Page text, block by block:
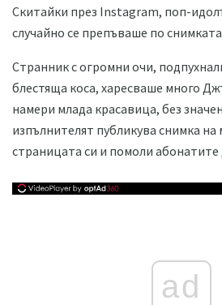
Скитайки през Instagram, поп-
случайно се препъваше по
Странник с огромни очи,
блестяща коса, харесваше много
намери млада красавица, без
изпълнителят публикува снимка
страницата си и помоли абонатите
ad